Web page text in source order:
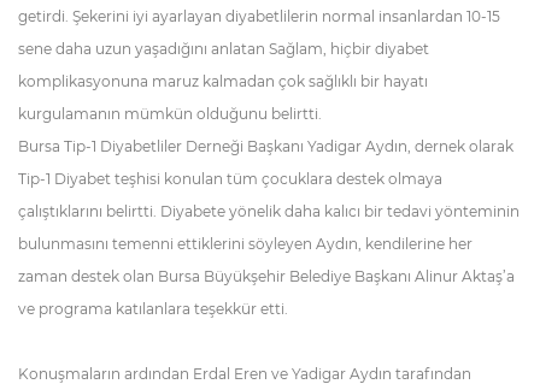
getirdi. Şekerini iyi ayarlayan diyabetlilerin normal insanlardan 10-15
sene daha uzun yaşadığını anlatan Sağlam, hiçbir diyabet
komplikasyonuna maruz kalmadan çok sağlıklı bir hayatı
kurgulamanın mümkün olduğunu belirtti.
Bursa Tip-1 Diyabetliler Derneği Başkanı Yadigar Aydın, dernek olarak
Tip-1 Diyabet teşhisi konulan tüm çocuklara destek olmaya
çalıştıklarını belirtti. Diyabete yönelik daha kalıcı bir tedavi yönteminin
bulunmasını temenni ettiklerini söyleyen Aydın, kendilerine her
zaman destek olan Bursa Büyükşehir Belediye Başkanı Alinur Aktaş’a
ve programa katılanlara teşekkür etti.
Konuşmaların ardından Erdal Eren ve Yadigar Aydın tarafından